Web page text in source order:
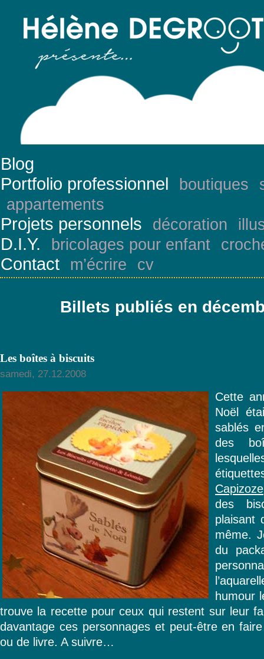
Blog
Portfolio professionnel
boutiques
appartements
Projets personnels décoration
D.I.Y. bricolages pour enfant
Contact m’écrire cv
Billets publiés en
Les boîtes à biscuits
samedi, 27.12.2008
Cette
Noël
sablés
des
Capizoze
des
plaisant
même.
du
humour
trouve la recette pour ceux qui restent sur leur
davantage ces personnages et peut-être en
ou de livre. A suivre…